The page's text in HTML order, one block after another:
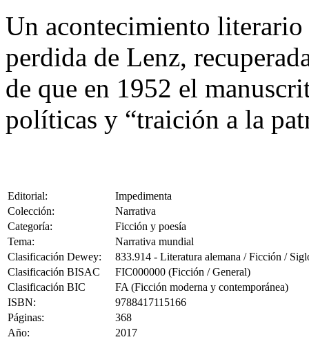
Un acontecimiento literario
perdida de Lenz,
de que en 1952 el
políticas y “traición a la
Editorial:
Impedimenta
Colección:
Narrativa
Categoría:
Ficción y poesía
Tema:
Narrativa mundial
Clasificación Dewey:
833.914 - Literatura alemana / Ficción /
Clasificación BISAC
FIC000000 (Ficción / General)
Clasificación BIC
FA (Ficción moderna y contemporánea)
ISBN:
9788417115166
Páginas:
368
Año:
2017